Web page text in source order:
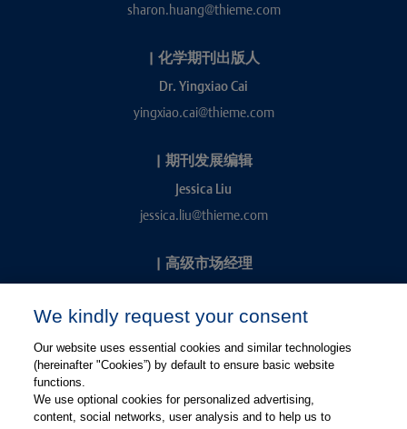
sharon.huang@thieme.com
| 化学期刊出版人
Dr. Yingxiao Cai
yingxiao.cai@thieme.com
| 期刊发展编辑
Jessica Liu
jessica.liu@thieme.com
| 高级市场经理
kevin.chang@thieme.com
We kindly request your consent
Our website uses essential cookies and similar technologies
(hereinafter "Cookies”) by default to ensure basic website
functions.
We use optional cookies for personalized advertising,
content, social networks, user analysis and to help us to